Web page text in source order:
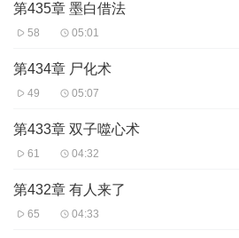
第435章 墨白借法
58 05:01
第434章 尸化术
49 05:07
第433章 双子噬心术
61 04:32
第432章 有人来了
65 04:33